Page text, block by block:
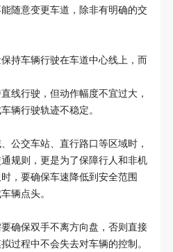
随意变更车道，除非有明确的交
持车辆行驶在车道中心线上，而
线行驶，但动作幅度不宜过大，
辆行驶轨迹不稳定。
公交车站、直行路口等区域时，
规则，更是为了保障行人和非机
，要确保车速降低到安全范围
辆点头。
确保双手不离方向盘，否则直接
过程中不会失去对车辆的控制。